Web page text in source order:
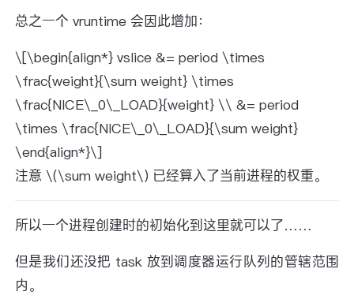
总之一个 vruntime 会因此增加：
\[\begin{align*} vslice &= period \times
\frac{weight}{\sum weight} \times
\frac{NICE\_0\_LOAD}{weight} \\ &= period
\times \frac{NICE\_0\_LOAD}{\sum weight}
\end{align*}\]
注意 \(\sum weight\) 已经算入了当前进程的权重。
所以一个进程创建时的初始化到这里就可以了……
但是我们还没把 task 放到调度器运行队列的管辖范围
内。